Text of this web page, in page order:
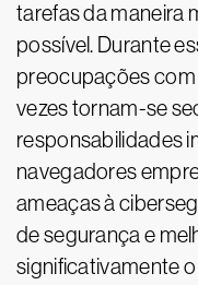
tarefas da maneira
possível. Durante
preocupações
vezes tornam-se
responsabilidades
navegadores
ameaças à
de segurança e
significativamente